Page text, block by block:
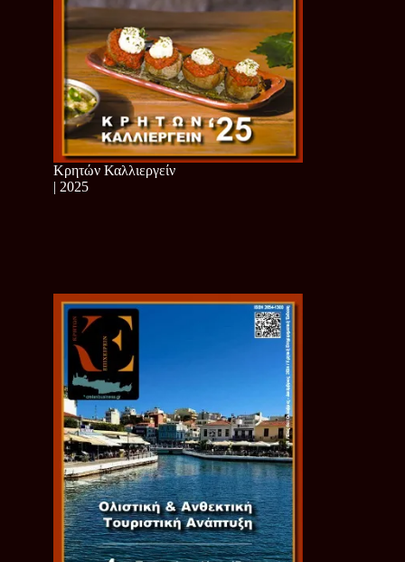
Κρητών Καλλιεργείν
| 2025